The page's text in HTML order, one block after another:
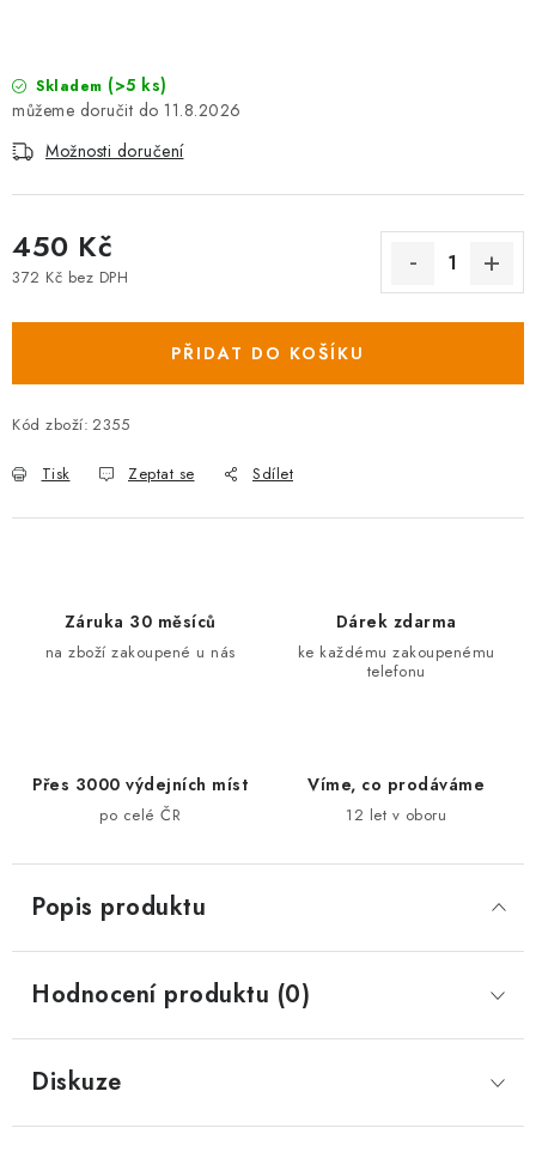
Skladem (>5 ks)
11.8.2026
Možnosti doručení
450 Kč
372 Kč bez DPH
PŘIDAT DO KOŠÍKU
Kód zboží: 2355
Tisk Zeptat se Sdílet
Záruka 30 měsíců
na zboží zakoupené u nás
Dárek zdarma
ke každému zakoupenému
telefonu
Přes 3000 výdejních míst
po celé ČR
Víme, co prodáváme
12 let v oboru
Popis produktu
Hodnocení produktu (0)
Diskuze